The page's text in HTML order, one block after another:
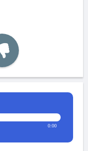
0:00